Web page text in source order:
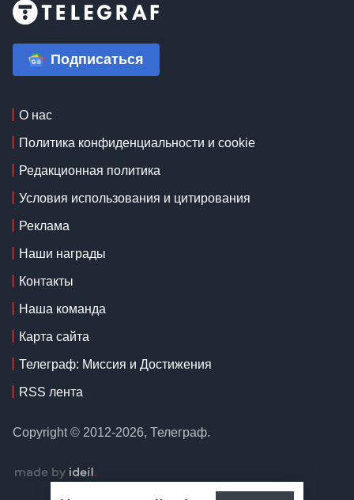
Подписаться
О нас
Политика конфиденциальности и cookie
Редакционная политика
Условия использования и цитирования
Реклама
Наши награды
Контакты
Наша команда
Карта сайта
Телеграф: Миссия и Достижения
RSS лента
Copyright © 2012-2026, Телеграф.